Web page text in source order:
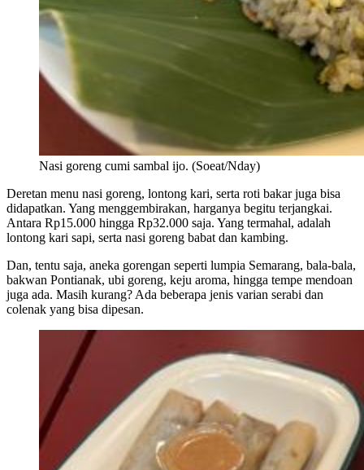
Nasi goreng cumi sambal ijo. (Soeat/Nday)
Deretan menu nasi goreng, lontong kari, serta roti bakar juga bisa
didapatkan. Yang menggembirakan, harganya begitu terjangkai.
Antara Rp15.000 hingga Rp32.000 saja. Yang termahal, adalah
lontong kari sapi, serta nasi goreng babat dan kambing.
Dan, tentu saja, aneka gorengan seperti lumpia Semarang, bala-bala,
bakwan Pontianak, ubi goreng, keju aroma, hingga tempe mendoan
juga ada. Masih kurang? Ada beberapa jenis varian serabi dan
colenak yang bisa dipesan.